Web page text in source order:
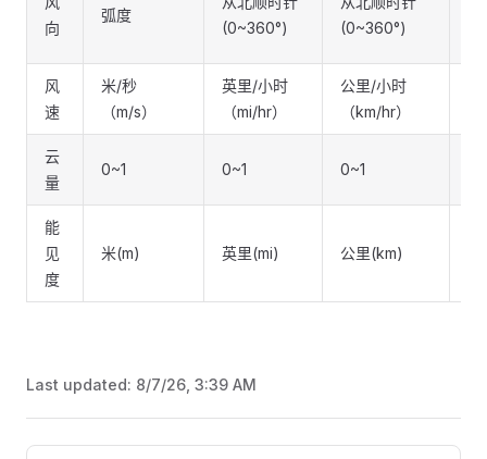
向
弧度
(0~360°)
(0~360°)
风
速
米/秒
（m/s）
英里/小时
（mi/hr）
公里/小时
（km/hr）
云
量
0~1 0~1 0~1
能
见
度
米(m) 英里(mi) 公里(km)
Last updated: 8/7/26, 3:39 AM